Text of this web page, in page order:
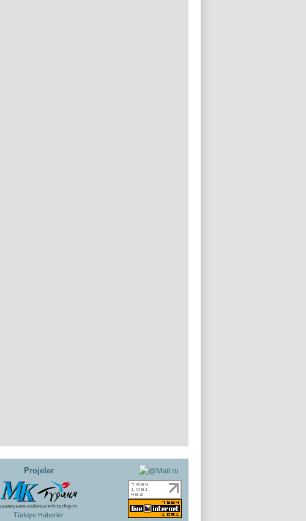
Projeler
Türkiye Haberler